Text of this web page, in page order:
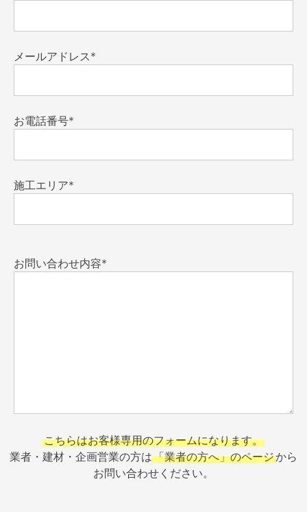
メールアドレス*
お電話番号*
施工エリア*
お問い合わせ内容*
こちらはお客様専用のフォームになります。
業者・建材・企画営業の方は「業者の方へ」のページから
お問い合わせください。